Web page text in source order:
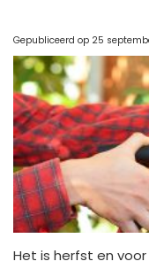
Gepubliceerd op 25
Het is herfst en